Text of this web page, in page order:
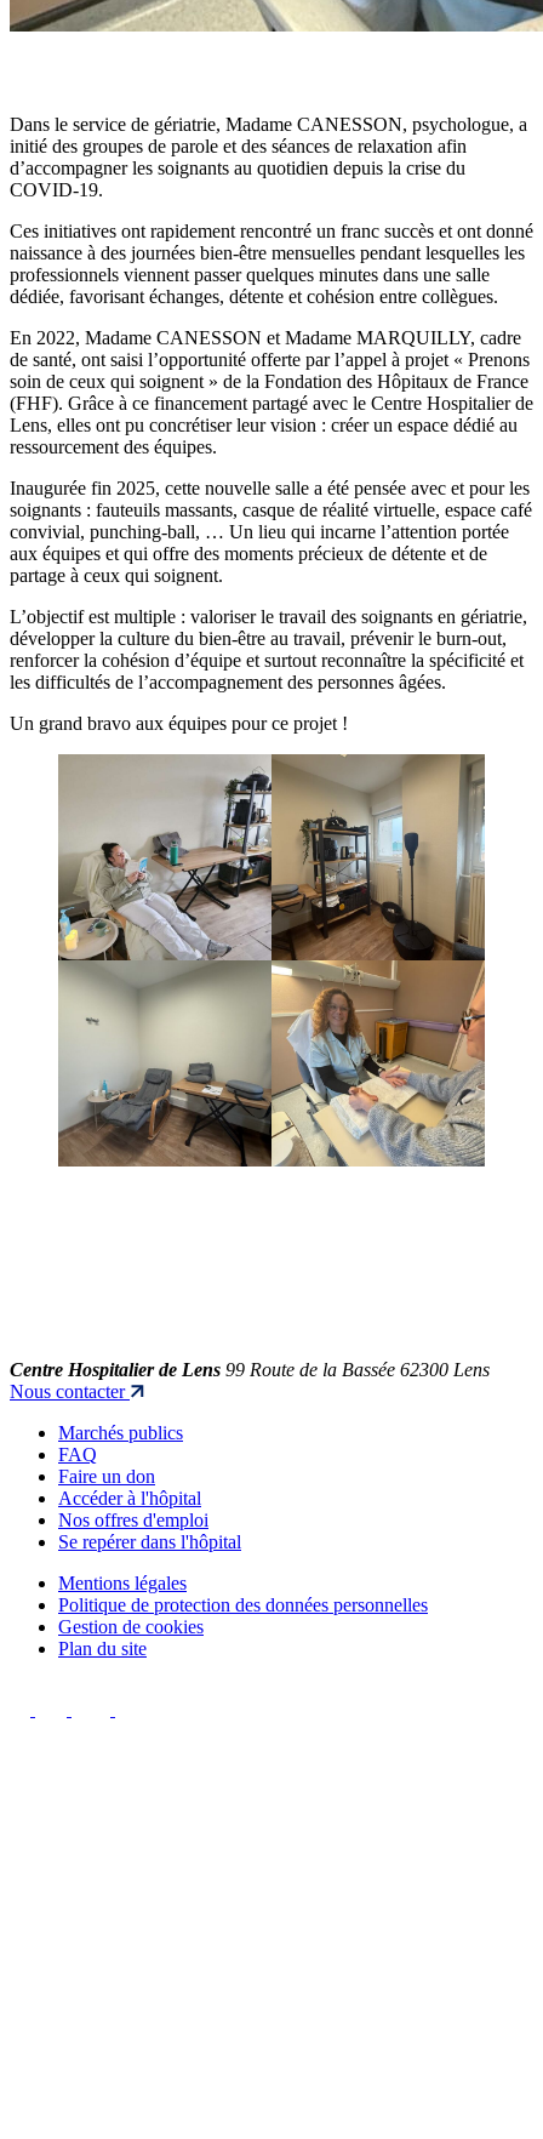
Dans le service de gériatrie, Madame CANESSON, psychologue, a
initié des groupes de parole et des séances de relaxation afin
d’accompagner les soignants au quotidien depuis la crise du
COVID-19.
Ces initiatives ont rapidement rencontré un franc succès et ont donné
naissance à des journées bien-être mensuelles pendant lesquelles les
professionnels viennent passer quelques minutes dans une salle
dédiée, favorisant échanges, détente et cohésion entre collègues.
En 2022, Madame CANESSON et Madame MARQUILLY, cadre
de santé, ont saisi l’opportunité offerte par l’appel à projet « Prenons
soin de ceux qui soignent » de la Fondation des Hôpitaux de France
(FHF). Grâce à ce financement partagé avec le Centre Hospitalier de
Lens, elles ont pu concrétiser leur vision : créer un espace dédié au
ressourcement des équipes.
Inaugurée fin 2025, cette nouvelle salle a été pensée avec et pour les
soignants : fauteuils massants, casque de réalité virtuelle, espace café
convivial, punching-ball, … Un lieu qui incarne l’attention portée
aux équipes et qui offre des moments précieux de détente et de
partage à ceux qui soignent.
L’objectif est multiple : valoriser le travail des soignants en gériatrie,
développer la culture du bien-être au travail, prévenir le burn-out,
renforcer la cohésion d’équipe et surtout reconnaître la spécificité et
les difficultés de l’accompagnement des personnes âgées.
Un grand bravo aux équipes pour ce projet !
Centre Hospitalier de Lens 99 Route de la Bassée 62300 Lens
Nous contacter
Marchés publics
FAQ
Faire un don
Accéder à l'hôpital
Nos offres d'emploi
Se repérer dans l'hôpital
Mentions légales
Politique de protection des données personnelles
Gestion de cookies
Plan du site